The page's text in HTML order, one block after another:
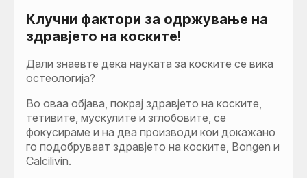
Клучни фактори за одржување на
здравјето на коските!
Дали знаевте дека науката за коските се вика
остеологија?
Во оваа објава, покрај здравјето на коските,
тетивите, мускулите и зглобовите, се
фокусираме и на два производи кои докажано
го подобруваат здравјето на коските, Bongen и
Calcilivin.